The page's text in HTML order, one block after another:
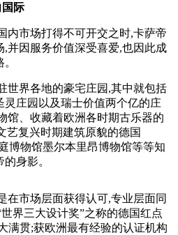
际
内市场打得不可开交之时,卡萨帝
并因服务价值深受喜爱,也因此成
世界各地的豪宅庄园,其中就包括
庄园以及瑞士价值两个亿的庄
馆、收藏着欧洲各时期古乐器的
艺复兴时期建筑原貌的德国
博物馆墨尔本里昂博物馆等等知
身影。
在市场层面获得认可,专业层面同
界三大设计奖”之称的德国红点
满贯;获欧洲最有经验的认证机构